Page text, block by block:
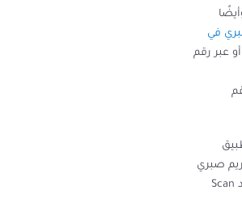
في
أو عبر رقم
رقم
صبري
على من خلال هذا الكود Scan